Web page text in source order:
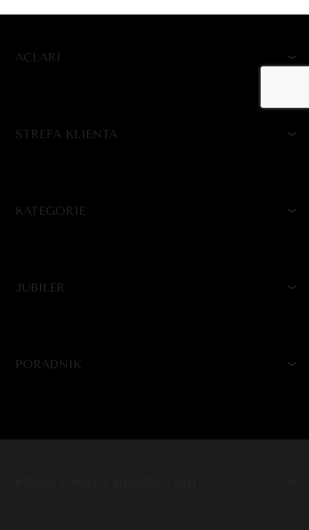
ACLARI
STREFA KLIENTA
KATEGORIE
JUBILER
PORADNIK